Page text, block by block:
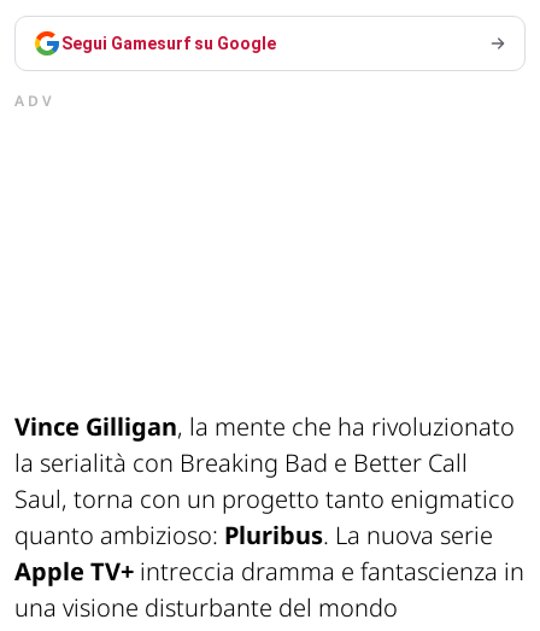
Segui Gamesurf su Google
ADV
Vince Gilligan, la mente che ha rivoluzionato
la serialità con Breaking Bad e Better Call
Saul, torna con un progetto tanto enigmatico
quanto ambizioso: Pluribus. La nuova serie
Apple TV+ intreccia dramma e fantascienza in
una visione disturbante del mondo